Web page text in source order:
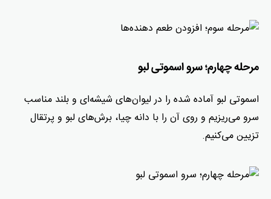
مرحله چهارم؛ سرو اسموتی لبو
اسموتی لبو آماده شده را در لیوان‌های شیشه‌ای و بلند مناسب
سرو می‌ریزیم و روی آن را با دانه چیا، برش‌های لبو و پرتقال
تزیین می‌کنیم.